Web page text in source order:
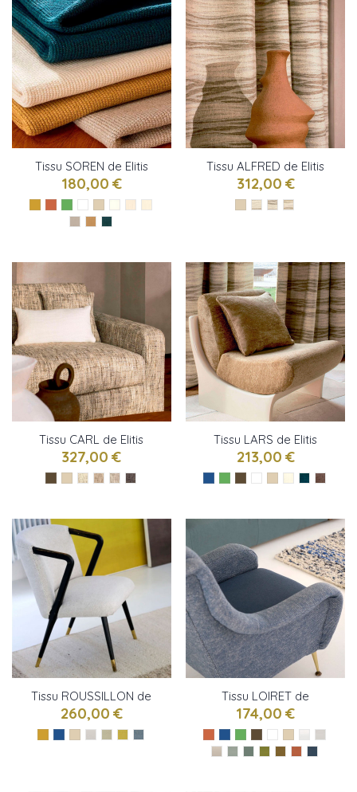
Tissu SOREN de Elitis
180,00 €
Tissu ALFRED de Elitis
312,00 €
Tissu CARL de Elitis
327,00 €
Tissu LARS de Elitis
213,00 €
Tissu ROUSSILLON de
Designers Guild
260,00 €
Tissu LOIRET de
Designers Guild
174,00 €